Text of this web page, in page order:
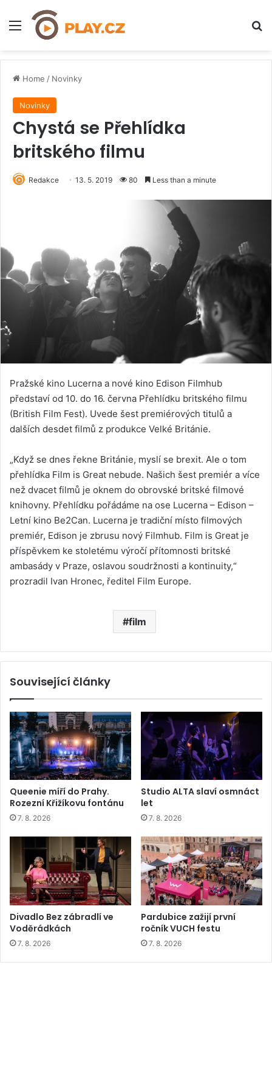
Menu
Home / Novinky
Novinky
Chystá se Přehlídka
britského filmu
Redakce 13. 5. 2019 80 Less than a minute
Pražské kino Lucerna a nové kino Edison Filmhub
představí od 10. do 16. června Přehlídku britského filmu
(British Film Fest). Uvede šest premiérových titulů a
dalších desdet filmů z produkce Velké Británie.
„Když se dnes řekne Británie, myslí se brexit. Ale o tom
přehlídka Film is Great nebude. Našich šest premiér a více
než dvacet filmů je oknem do obrovské britské filmové
knihovny. Přehlídku pořádáme na ose Lucerna – Edison –
Letní kino Be2Can. Lucerna je tradiční místo filmových
premiér, Edison je zbrusu nový Filmhub. Film is Great je
příspěvkem ke stoletému výročí přítomnosti britské
ambasády v Praze, oslavou soudržnosti a kontinuity,“
prozradil Ivan Hronec, ředitel Film Europe.
film
Související články
Queenie míří do Prahy.
Rozezní Křižíkovu fontánu
7. 8. 2026
Studio ALTA slaví osmnáct
let
7. 8. 2026
Divadlo Bez zábradlí ve
Voděrádkách
7. 8. 2026
Pardubice zažijí první
ročník VUCH festu
7. 8. 2026